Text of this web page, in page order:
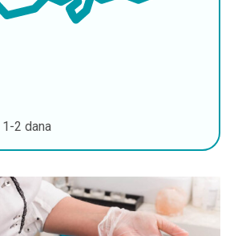
1-2 dana